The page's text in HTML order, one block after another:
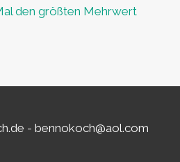
den größten Mehrwert
- bennokoch@aol.com